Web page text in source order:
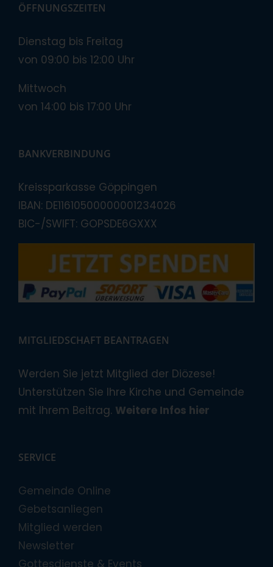
ÖFFNUNGSZEITEN
Dienstag bis Freitag
von 09:00 bis 12:00 Uhr
Mittwoch
von 14:00 bis 17:00 Uhr
BANKVERBINDUNG
Kreissparkasse Göppingen
IBAN: DE11610500000001234026
BIC-/SWIFT: GOPSDE6GXXX
MITGLIEDSCHAFT BEANTRAGEN
Werden Sie jetzt Mitglied der Diözese!
Unterstützen Sie Ihre Kirche und Gemeinde
mit Ihrem Beitrag. Weitere Infos hier
SERVICE
Gemeinde Online
Gebetsanliegen
Mitglied werden
Newsletter
Gottesdienste & Events